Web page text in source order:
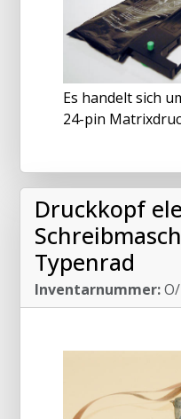
Es handelt sich
24-pin
Druckkopf
Typenrad
Inventarnummer: